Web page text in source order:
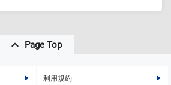
Page Top
利用規約